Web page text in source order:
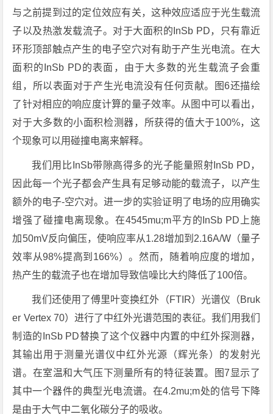
与之前提到过的定位效应有关，这种效应适应于光生载流
子以及热激发载流子。对于大面积的InSb PD，只有靠近
环形顶部触点产生的电子空穴对有助于产生光电流。在大
面积的InSb PD的表面，由于大多数的光生载流子会重
组，所以表面对于产生光电流没有任何贡献。图6还描绘
了针对相应的响应度计算的量子效率。从图中可以看出，
对于大多数的小面积检测器，所获得的值大于100%，这
个现象可以用碰撞电离来解释。
我们用比InSb带隙高得多的光子能量照射InSb PD，
因此每一个光子都会产生具有足够动能的载流子，以产生
额外的电子-空穴对。进一步的实验证明了电场的应用确实
增强了碰撞电离现象。在4545mu;m平方的InSb PD上施
加50mV反向偏压，使响应率从1.28增加到2.16A/W（量子
效率从98%提高到166%）。然而，随着响应度的增加，
热产生的载流子也在增加导致信噪比大约降低了100倍。
我们还使用了傅里叶变换红外（FTIR）光谱仪（Bruk
er Vertex 70）进行了中红外光谱范围的表征。我们用我们
制造的InSb PD替换了这个仪器中内置的中红外探测器，
其输出用于测量光谱仪中红外光源（辉光条）的发射光
谱。在室温和大气压下测量所有的特征装置。图7显示了
其中一个器件的典型光电流谱。在4.2mu;m处的信号下降
是由于大气中二氧化碳分子的吸收。